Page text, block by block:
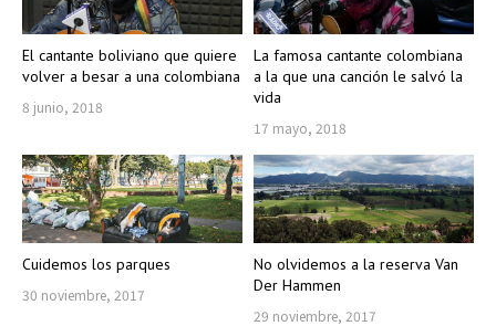
El cantante boliviano que quiere
volver a besar a una colombiana
8 junio, 2018
La famosa cantante colombiana
a la que una canción le salvó la
vida
17 mayo, 2018
Cuidemos los parques
30 noviembre, 2017
No olvidemos a la reserva Van
Der Hammen
29 noviembre, 2017